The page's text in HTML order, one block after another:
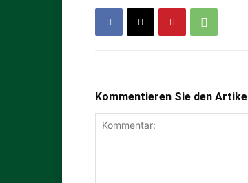
Kommentieren Sie den Artikel